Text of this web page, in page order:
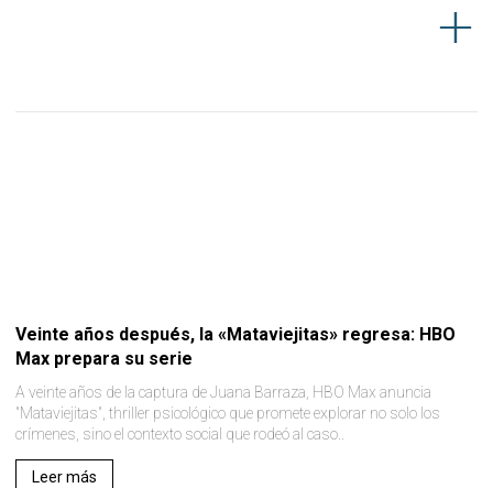
Veinte años después, la «Mataviejitas» regresa: HBO
Max prepara su serie
A veinte años de la captura de Juana Barraza, HBO Max anuncia
"Mataviejitas", thriller psicológico que promete explorar no solo los
crímenes, sino el contexto social que rodeó al caso..
Leer más